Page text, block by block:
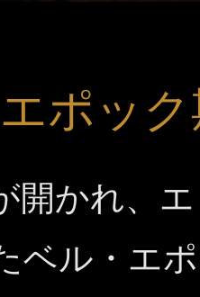
ポッ
開かれ、
ベル・エ